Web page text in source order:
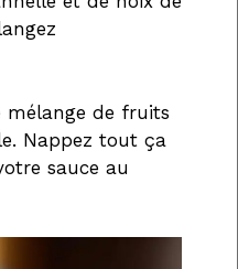
mélange de fruits
Nappez tout ça
sauce au